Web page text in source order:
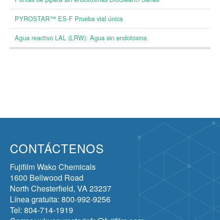
PYROSTAR™ ES-F Prueba vial única
Agua reactivo LAL (LRW): Agua sin endotoxina
CONTÁCTENOS
Fujifilm Wako Chemicals
1600 Bellwood Road
North Chesterfield, VA 23237
Línea gratuita: 800-992-9256
Tel: 804-714-1919